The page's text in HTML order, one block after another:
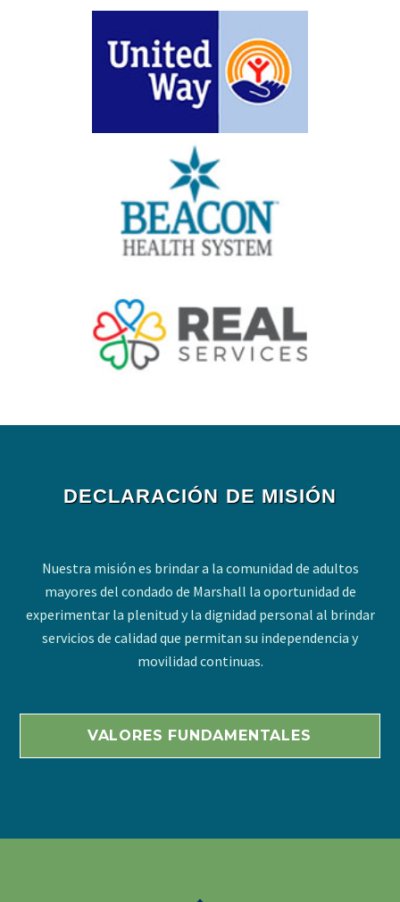
DECLARACIÓN DE MISIÓN
Nuestra misión es brindar a la comunidad de adultos
mayores del condado de Marshall la oportunidad de
experimentar la plenitud y la dignidad personal al brindar
servicios de calidad que permitan su independencia y
movilidad continuas.
VALORES FUNDAMENTALES